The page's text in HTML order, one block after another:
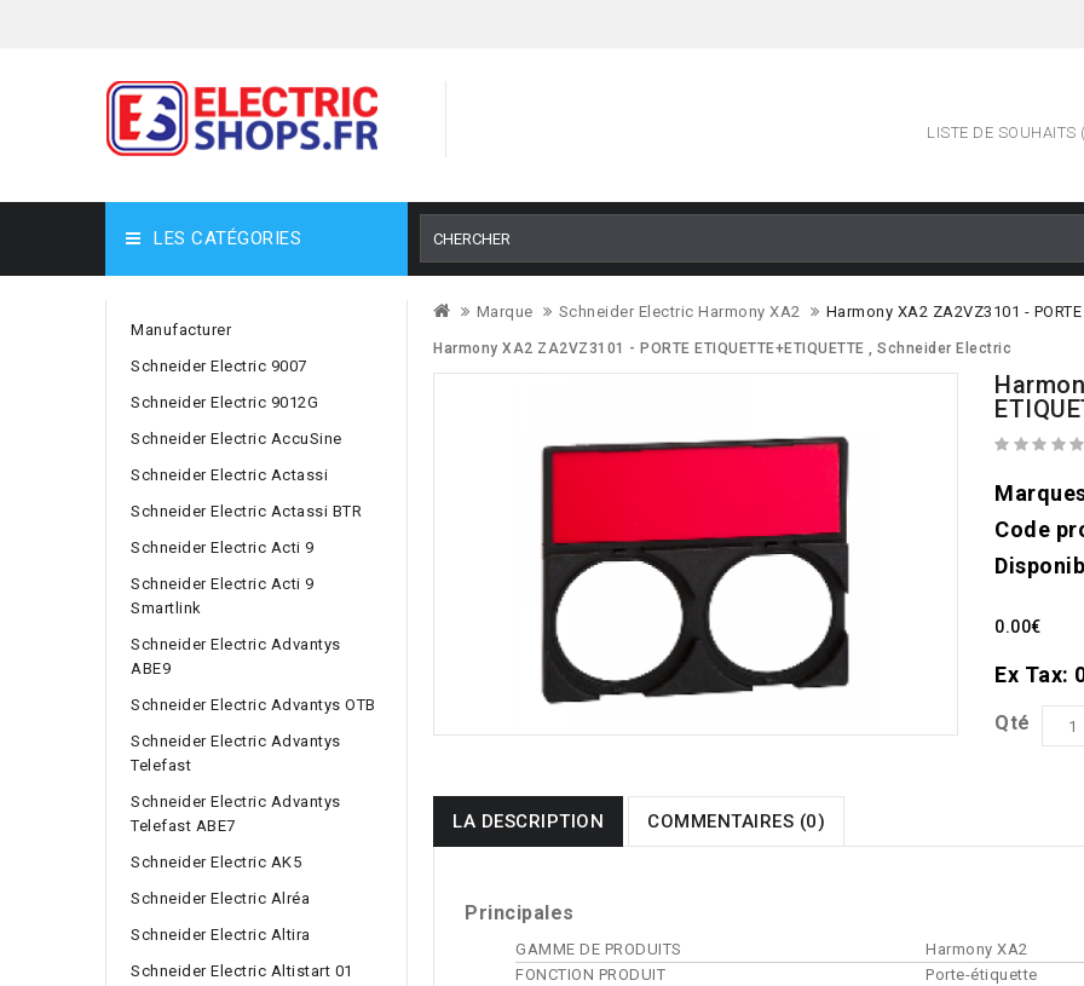
LISTE DE SOUHAITS
LES CATÉGORIES
Manufacturer
Schneider Electric 9007
Schneider Electric 9012G
Schneider Electric AccuSine
Schneider Electric Actassi
Schneider Electric Actassi BTR
Schneider Electric Acti 9
Schneider Electric Acti 9
Smartlink
Schneider Electric Advantys
ABE9
Schneider Electric Advantys OTB
Schneider Electric Advantys
Telefast
Schneider Electric Advantys
Telefast ABE7
Schneider Electric AK5
Schneider Electric Alréa
Schneider Electric Altira
Schneider Electric Altistart 01
Marque Schneider Electric Harmony XA2 Harmony XA2 ZA2VZ3101 -
Harmony XA2 ZA2VZ3101 - PORTE ETIQUETTE+ETIQUETTE , Schneider Electric
Code
0.00€
Ex Tax:
Qté
LA DESCRIPTION COMMENTAIRES (0)
Principales
GAMME DE PRODUITS
Harmony XA2
FONCTION PRODUIT
Porte-étiquette